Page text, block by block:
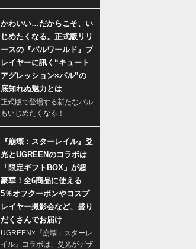
かわいい…だからこそ、い
じめたくなる。正式版リリ
ースの『パルワールド』プ
レイヤーに訊く“キュート
アグレッション×パル”の
底知れぬ魅力とは
正式版で登場する新たなパル
もいじめたくなる！
『崩壊：スターレイル』爻
光とUGREENのコラボは
「限定ギフトBOX」が超
豪華！全6商品に使える
5％オフクーポンやコスプ
レイヤー撮影会など、盛り
だくさんでお届け
UGREEN×『崩壊：スターレ
イル』コラボは、爻光がデザ